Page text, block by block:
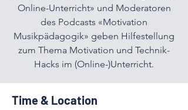
Online-Unterricht» und Moderatoren
des Podcasts «Motivation
Musikpädagogik» geben Hilfestellung
zum Thema Motivation und Technik-
Hacks im (Online-)Unterricht.
Time & Location